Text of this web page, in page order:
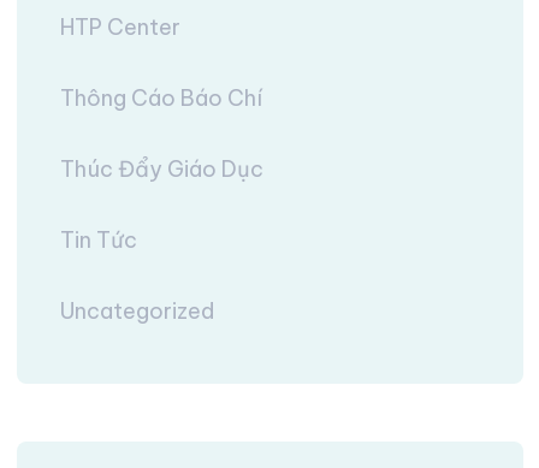
HTP Center
Thông Cáo Báo Chí
Thúc Đẩy Giáo Dục
Tin Tức
Uncategorized